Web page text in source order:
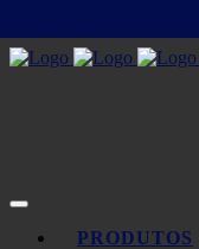
PRODUTOS